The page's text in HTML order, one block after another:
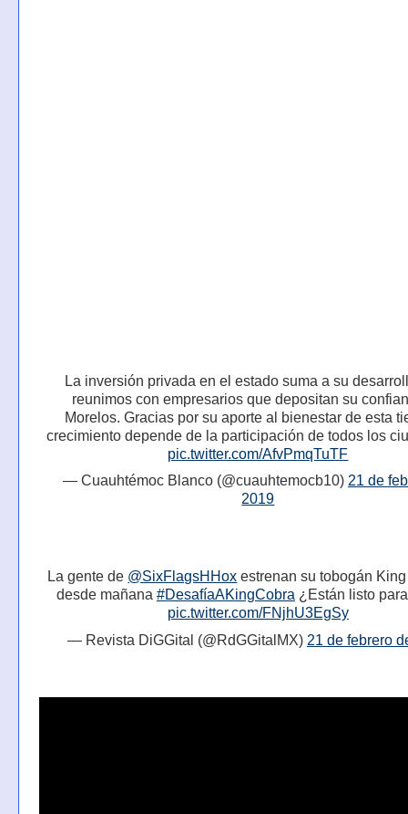
La inversión privada en el estado suma a su
reunimos con empresarios que depositan su
Morelos. Gracias por su aporte al bienestar de esta
crecimiento depende de la participación de todos los
pic.twitter.com/AfvPmqTuTF
— Cuauhtémoc Blanco (@cuauhtemocb10) 21 de
2019
La gente de @SixFlagsHHox estrenan su tobogán
desde mañana #DesafíaAKingCobra ¿Están listo
pic.twitter.com/FNjhU3EgSy
— Revista DiGGital (@RdGGitalMX) 21 de febrero